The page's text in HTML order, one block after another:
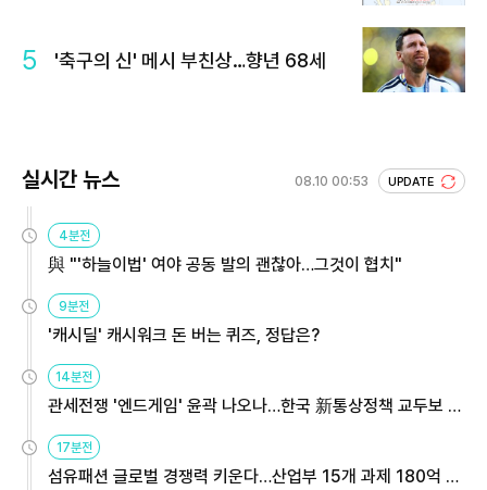
5 '축구의 신' 메시 부친상…향년 68세
실시간 뉴스 08.10 00:53 UPDATE
4분전
與 "'하늘이법' 여야 공동 발의 괜찮아…그것이 협치"
9분전
'캐시딜' 캐시워크 돈 버는 퀴즈, 정답은?
14분전
관세전쟁 '엔드게임' 윤곽 나오나…한국 新통상정책 교두보 활
용해야
17분전
섬유패션 글로벌 경쟁력 키운다…산업부 15개 과제 180억 지